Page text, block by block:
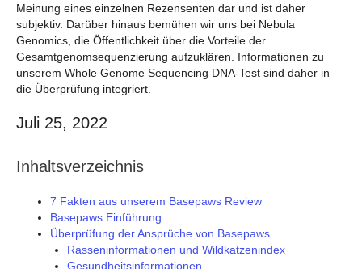
Meinung eines einzelnen Rezensenten dar und ist daher
subjektiv. Darüber hinaus bemühen wir uns bei Nebula
Genomics, die Öffentlichkeit über die Vorteile der
Gesamtgenomsequenzierung aufzuklären. Informationen zu
unserem Whole Genome Sequencing DNA-Test sind daher in
die Überprüfung integriert.
Juli 25, 2022
Inhaltsverzeichnis
7 Fakten aus unserem Basepaws Review
Basepaws Einführung
Überprüfung der Ansprüche von Basepaws
Rasseninformationen und Wildkatzenindex
Gesundheitsinformationen